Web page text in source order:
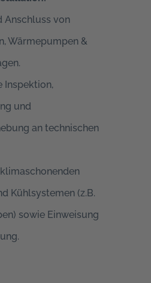
Anschluss von
Wärmepumpen &
Inspektion,
und
an technischen
Kühlsystemen (z.B.
) sowie Einweisung